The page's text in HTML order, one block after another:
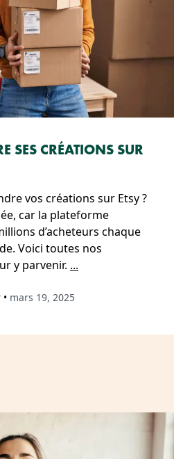
SES CRÉATIONS SUR
vos créations sur Etsy ?
car la plateforme
d’acheteurs chaque
Voici toutes nos
y parvenir. ...
• mars 19, 2025